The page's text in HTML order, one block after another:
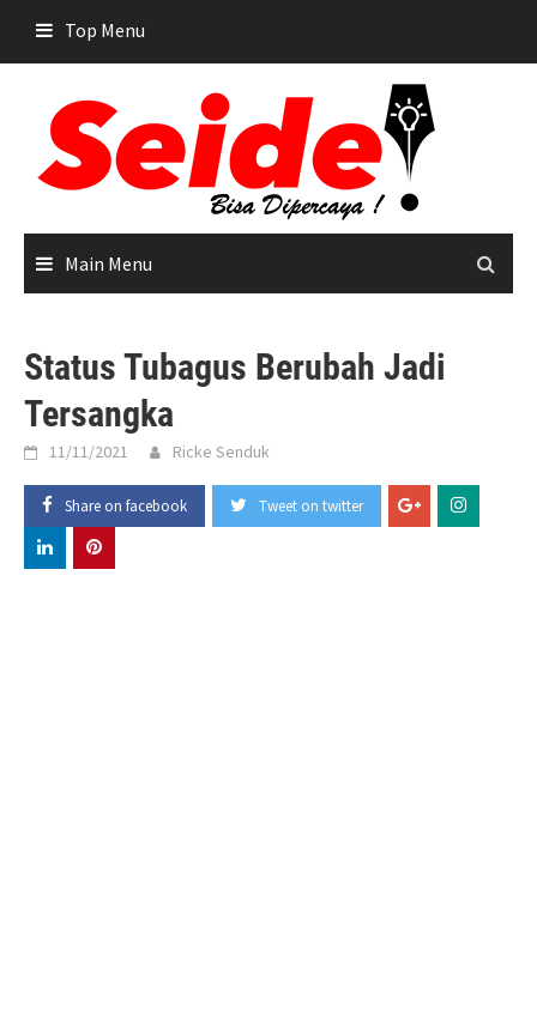
content
Top Menu
Main Menu
Status Tubagus Berubah Jadi
Tersangka
11/11/2021 Ricke Senduk
Share on facebook Tweet on twitter